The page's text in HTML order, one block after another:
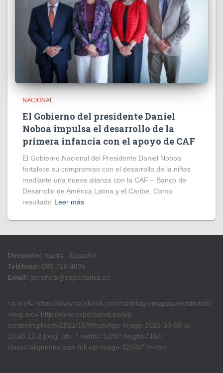
NACIONAL
El Gobierno del presidente Daniel
Noboa impulsa el desarrollo de la
primera infancia con el apoyo de CAF
El Gobierno Nacional del Presidente Daniel Noboa
fortalece su compromiso con el desarrollo de la niñez
mediante una nueva alianza con la CAF – Banco de
Desarrollo de América Latina y el Caribe. Como
resultado Leer más
Dirección: Ibarra - Ecuador
Teléfono: 099 718 4835
Email: gerencia@expectativa.ec
<a href=”https://www.facebook.com/hashtag/emapasomostodos>
<img src=”http://www.expectativa.ec/wp-
content/uploads/2021/10/WhatsApp-Image-2021-10-08-at-
10.45.12-8.jpeg” alt=”” width=”1280″ height=”164″
class=”alignnone size-full wp-image-32500″ /></a>